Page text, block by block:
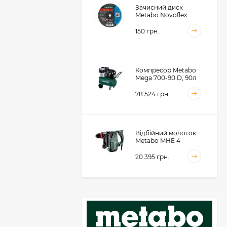
Зачисний диск
Metabo Novoflex
(616468000)
150 грн.
Компресор Metabo
Mega 700-90 D, 90л
78 524 грн.
Відбійний молоток
Metabo MHE 4
20 395 грн.
фрезер для обробки
металевих крайок
Metabo KFMVB 18 LTX
50 104 грн.